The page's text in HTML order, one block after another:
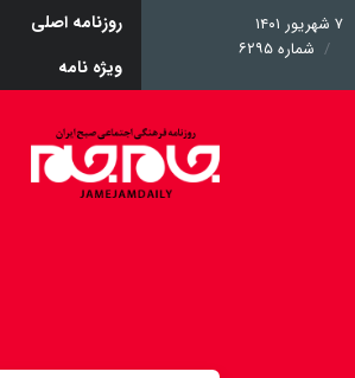
۷ شهریور ۱۴۰۱
شماره ۶۲۹۵
روزنامه اصلی
ویژه نامه